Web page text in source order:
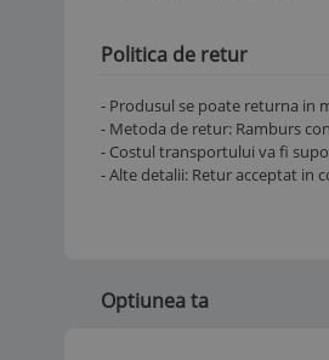
Politica de retur
- Produsul se poate returna in
- Metoda de retur: Ramburs
- Costul transportului va fi
- Alte detalii: Retur acceptat in
Optiunea ta